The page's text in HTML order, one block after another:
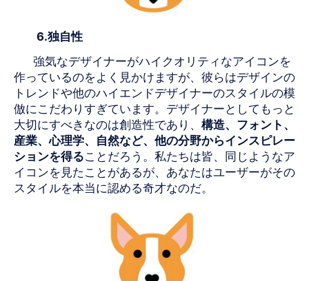
6.独自性
強気なデザイナーがハイクオリティなアイコンを
作っているのをよく見かけますが、彼らはデザインの
トレンドや他のハイエンドデザイナーのスタイルの模
倣にこだわりすぎています。デザイナーとしてもっと
大切にすべきなのは創造性であり、 構造、フォント、
産業、心理学、自然など、他の分野からインスピレー
ションを得ることだろう。私たちは皆、同じようなア
イコンを見たことがあるが、あなたはユーザーがその
スタイルを本当に認める奇才なのだ。